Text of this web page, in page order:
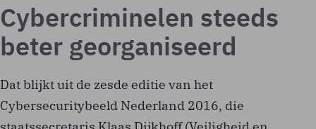
Cybercriminelen steeds
beter georganiseerd
Dat blijkt uit de zesde editie van het
Cybersecuritybeeld Nederland 2016, die